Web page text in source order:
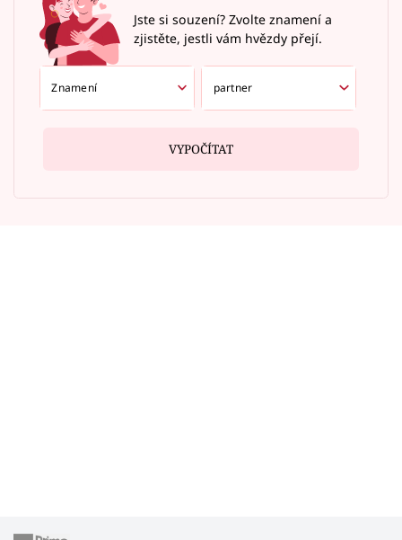
Jste si souzení? Zvolte znamení a
zjistěte, jestli vám hvězdy přejí.
VYPOČÍTAT